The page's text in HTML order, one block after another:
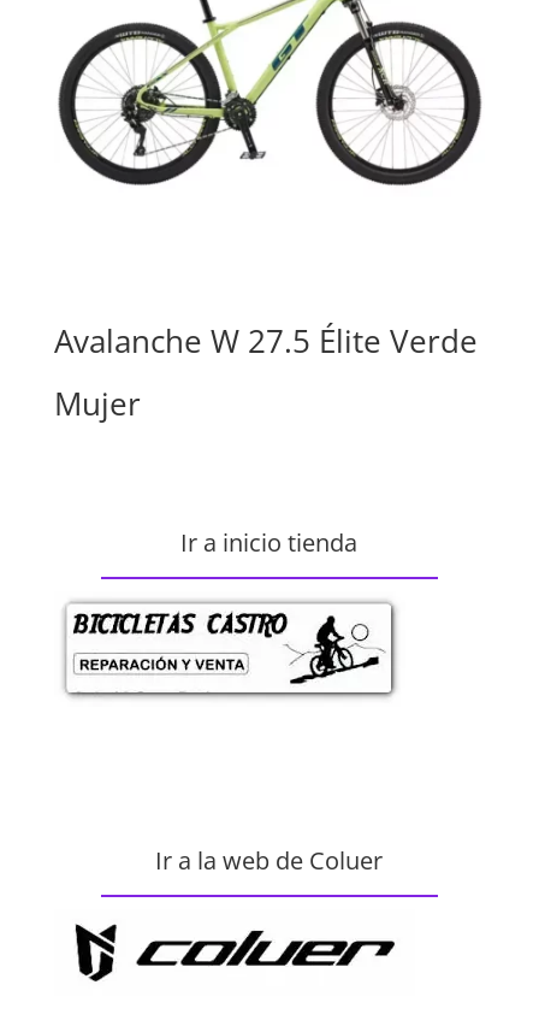
Avalanche W 27.5 Élite Verde
Mujer
Ir a inicio tienda
Ir a la web de Coluer